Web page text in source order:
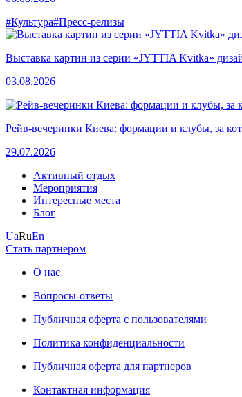
#Культура#Пресс-релизы
Выставка картин из серии «JYTTIA Kvitka»
03.08.2026
Рейв-вечеринки Киева: формации и клубы, за
29.07.2026
Активный отдых
Мероприятия
Интересные места
Блог
UaRuEn
Стать партнером
О нас
Вопросы-ответы
Публичная оферта с пользователями
Политика конфиденциальности
Публичная оферта для партнеров
Контактная информация